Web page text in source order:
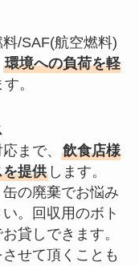
/SAF(航空燃料)
環境への負荷を軽
。
まで、 飲食店様
提供します。
の廃棄でお悩み
。回収用のボト
貸しできます。
せて頂くことも